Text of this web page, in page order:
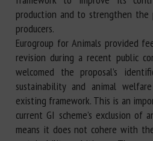
production and to strengthen
producers.
Eurogroup for Animals provided
revision during a recent public
welcomed the proposal’s
sustainability and animal
existing framework. This is an
current GI scheme’s exclusion of
means it does not cohere with